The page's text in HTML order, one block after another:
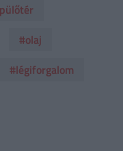
#olaj
#légiforgalom